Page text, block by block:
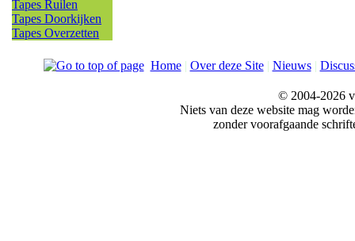
Tapes Ruilen
Tapes Doorkijken
Tapes Overzetten
Home| Over deze Site| Nieuws|
© 2004-2026
Niets van deze website mag
zonder voorafgaande